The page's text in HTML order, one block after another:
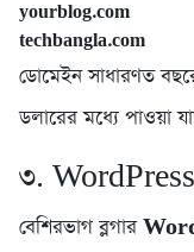
yourblog.com
techbangla.com
ডোমেইন সাধারণত
ডলারের মধ্যে পাওয়া
৩.
বেশিরভাগ ব্লগার